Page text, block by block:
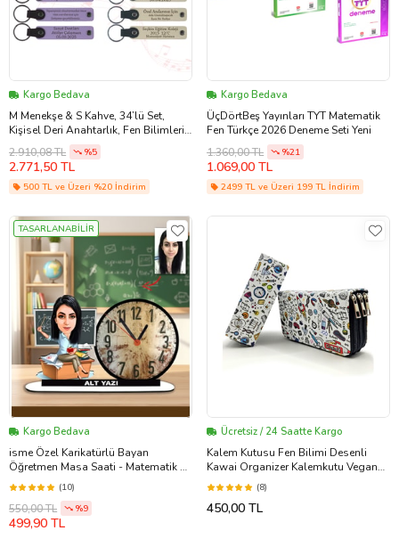
Kargo Bedava
M Menekşe & S Kahve, 34’lü Set,
Kişisel Deri Anahtarlık, Fen Bilimleri
Öğretmeninden Karne Sürprizi
2.910,08 TL %5
2.771,50 TL
500 TL ve Üzeri %20 İndirim
Kargo Bedava
ÜçDörtBeş Yayınları TYT Matematik
Fen Türkçe 2026 Deneme Seti Yeni
1.360,00 TL
%21
1.069,00 TL
2499 TL ve Üzeri 199 TL İndirim
TASARLANABİLİR
Kargo Bedava
isme Özel Karikatürlü Bayan
Öğretmen Masa Saati - Matematik &
Fen Temalı Hediye
(10)
550,00 TL %9
499,90 TL
Ücretsiz / 24 Saatte Kargo
Kalem Kutusu Fen Bilimi Desenli
Kawai Organizer Kalemkutu Vegan
Deri Üç Bölmeli Kalemlik
(8)
450,00 TL